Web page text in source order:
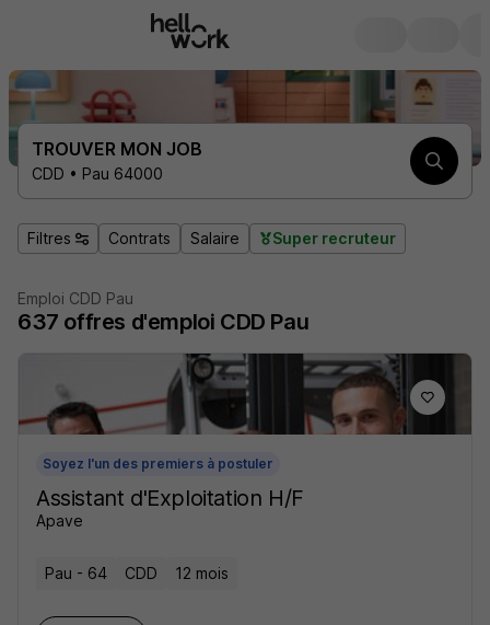
TROUVER MON JOB
CDD • Pau 64000
Filtres Contrats Salaire Super recruteur
Emploi CDD Pau
637 offres d'emploi CDD Pau
Soyez l'un des premiers à postuler
Assistant d'Exploitation H/F
Apave
Pau - 64 CDD 12 mois